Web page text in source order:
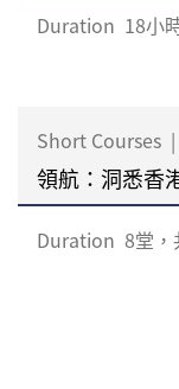
Duration 18小
Short Courses |
領航：洞悉香
Duration 8堂，